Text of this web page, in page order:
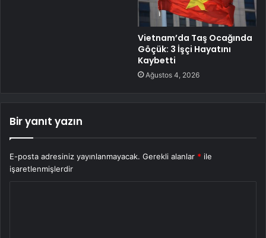
Vietnam’da Taş Ocağında
Göçük: 3 İşçi Hayatını
Kaybetti
Ağustos 4, 2026
Bir yanıt yazın
E-posta adresiniz yayınlanmayacak. Gerekli alanlar * ile
işaretlenmişlerdir